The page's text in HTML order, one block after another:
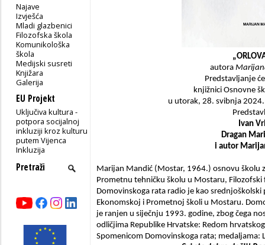
Najave
Izvješća
Mladi glazbenici
Filozofska škola
Komunikološka
škola
Medijski susreti
Knjižara
Galerija
EU Projekt
Uključiva kultura -
potpora socijalnoj
inkluziji kroz kulturu
putem Vijenca
Inkluzija
autora
Predstavljanje
knjižnici Osnovne
u utorak, 28. svibnja
Ivan
Dragan
i autor
Marijan Mandić (Mostar, 1964.) osnovu školu
Prometnu tehničku školu u Mostaru,
Domovinskoga rata radio je kao
Ekonomskoj i Prometnoj školi u Mostaru.
je ranjen u siječnju 1993. godine, zbog čega
odličjima Republike Hrvatske: Redom
Spomenicom Domovinskoga rata; medaljama: